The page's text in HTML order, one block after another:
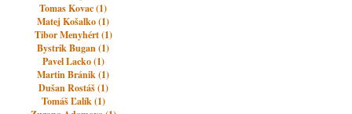
Tomas Kovac (1)
Matej Košalko (1)
Tibor Menyhért (1)
Bystrik Bugan (1)
Pavel Lacko (1)
Martin Bránik (1)
Dušan Rostáš (1)
Tomáš Ľalík (1)